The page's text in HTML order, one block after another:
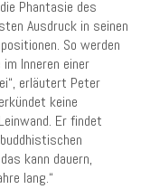
Phantasie des
Ausdruck in seinen
So werden
Inneren einer
erläutert Peter
keine
Er findet
kann dauern,
lang.“